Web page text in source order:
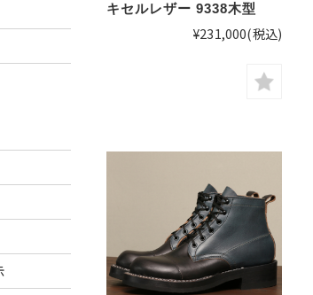
キセルレザー 9338木型
¥231,000(税込)